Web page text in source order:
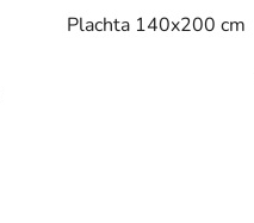
Plachta 140x200 cm